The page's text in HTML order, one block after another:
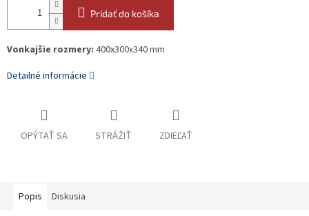
Pridať do košíka
Vonkajšie rozmery: 400x300x340 mm
Detailné informácie
OPÝTAŤ SA STRÁŽIŤ ZDIEĽAŤ
Popis Diskusia